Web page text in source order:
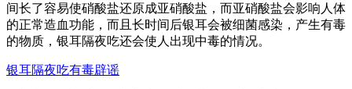
间长了容易使硝酸盐还原成亚硝酸盐，而亚硝酸盐会影响人体
的正常造血功能，而且长时间后银耳会被细菌感染，产生有毒
的物质，银耳隔夜吃还会使人出现中毒的情况。
银耳隔夜吃有毒辟谣